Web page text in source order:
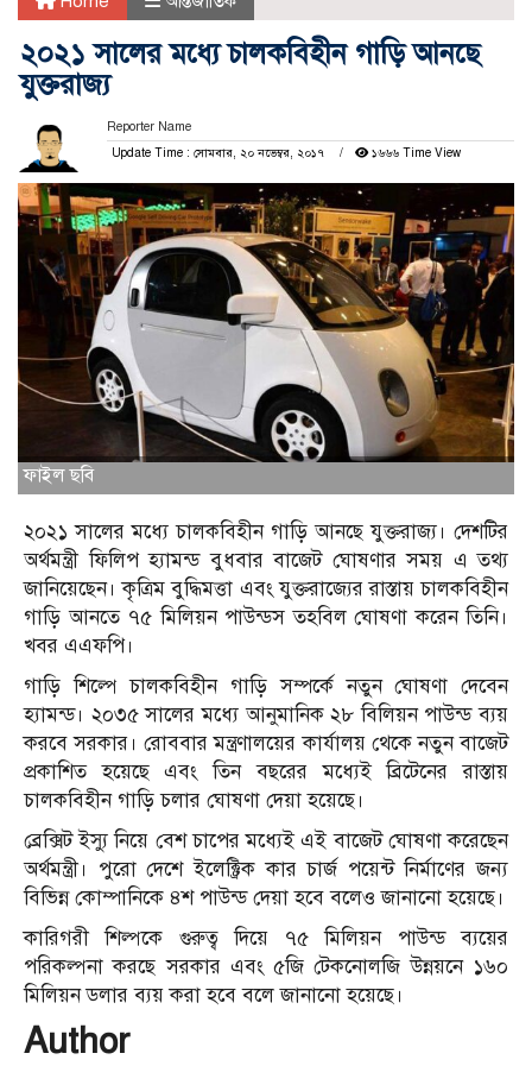
২০২১ সালের মধ্যে চালকবিহীন গাড়ি আনছে
যুক্তরাজ্য
Reporter Name
Update Time : সোমবার, ২০ নভেম্বর, ২০১৭
১৬৬৬ Time View
ফাইল ছবি
২০২১ সালের মধ্যে চালকবিহীন গাড়ি আনছে যুক্তরাজ্য। দেশটির
অর্থমন্ত্রী ফিলিপ হ্যামন্ড বুধবার বাজেট ঘোষণার সময় এ তথ্য
জানিয়েছেন। কৃত্রিম বুদ্ধিমত্তা এবং যুক্তরাজ্যের রাস্তায় চালকবিহীন
গাড়ি আনতে ৭৫ মিলিয়ন পাউন্ডস তহবিল ঘোষণা করেন তিনি।
খবর এএফপি।
গাড়ি শিল্পে চালকবিহীন গাড়ি সম্পর্কে নতুন ঘোষণা দেবেন
হ্যামন্ড। ২০৩৫ সালের মধ্যে আনুমানিক ২৮ বিলিয়ন পাউন্ড ব্যয়
করবে সরকার। রোববার মন্ত্রণালয়ের কার্যালয় থেকে নতুন বাজেট
প্রকাশিত হয়েছে এবং তিন বছরের মধ্যেই ব্রিটেনের রাস্তায়
চালকবিহীন গাড়ি চলার ঘোষণা দেয়া হয়েছে।
ব্রেক্সিট ইস্যু নিয়ে বেশ চাপের মধ্যেই এই বাজেট ঘোষণা করেছেন
অর্থমন্ত্রী। পুরো দেশে ইলেক্ট্রিক কার চার্জ পয়েন্ট নির্মাণের জন্য
বিভিন্ন কোম্পানিকে ৪শ পাউন্ড দেয়া হবে বলেও জানানো হয়েছে।
কারিগরী শিল্পকে গুরুত্ব দিয়ে ৭৫ মিলিয়ন পাউন্ড ব্যয়ের
পরিকল্পনা করছে সরকার এবং ৫জি টেকনোলজি উন্নয়নে ১৬০
মিলিয়ন ডলার ব্যয় করা হবে বলে জানানো হয়েছে।
Author